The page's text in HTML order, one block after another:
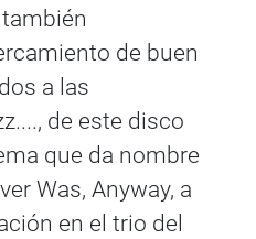
de buen
a las
de este disco
que da nombre
Was, Anyway, a
en el trio del